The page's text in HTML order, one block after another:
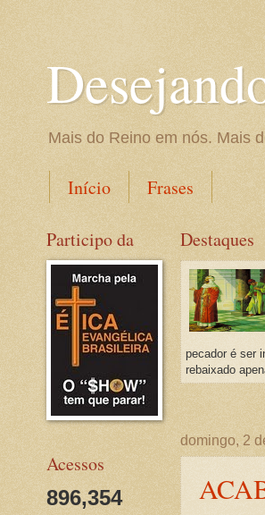
Mais do Reino em nós. Mais
Início Frases
Destaques
pecador é ser
rebaixado
domingo, 2
Participo da
Acessos
896,354